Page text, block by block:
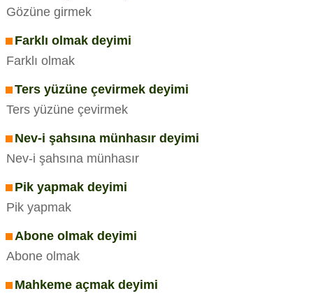
Gözüne girmek
Farklı olmak deyimi
Farklı olmak
Ters yüzüne çevirmek deyimi
Ters yüzüne çevirmek
Nev-i şahsına münhasır deyimi
Nev-i şahsına münhasır
Pik yapmak deyimi
Pik yapmak
Abone olmak deyimi
Abone olmak
Mahkeme açmak deyimi